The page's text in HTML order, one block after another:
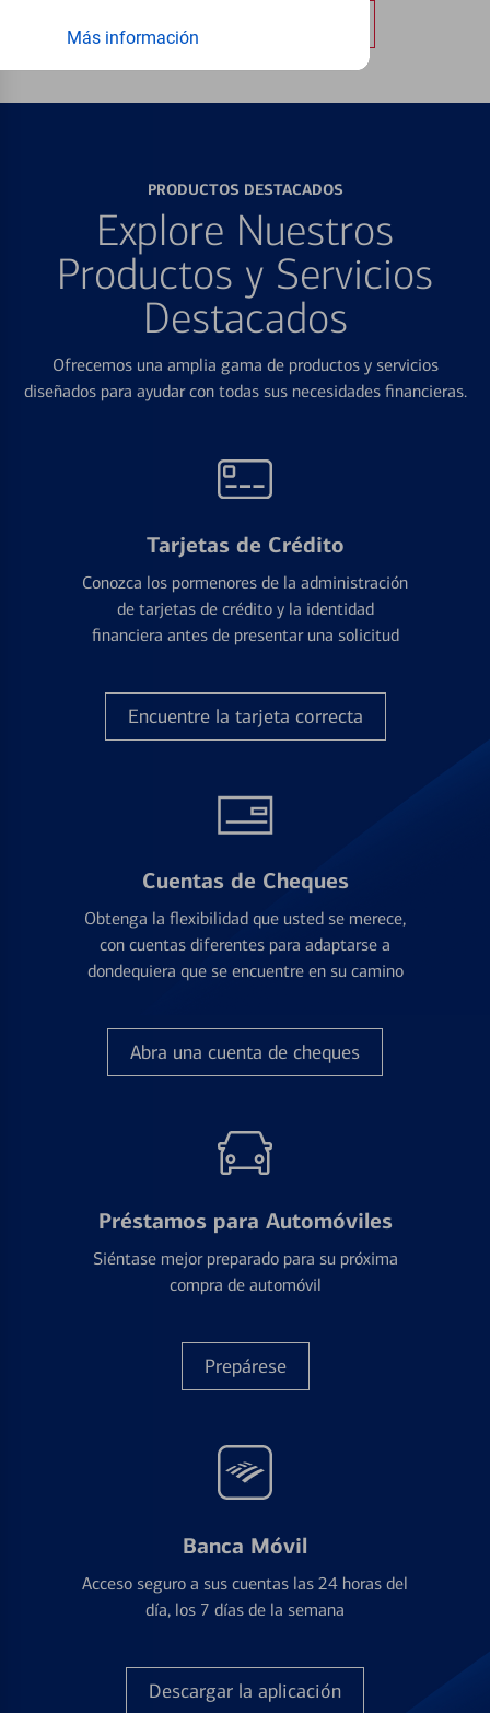
Más información
PRODUCTOS DESTACADOS
Explore Nuestros
Productos y Servicios
Destacados
Ofrecemos una amplia gama de productos y servicios
diseñados para ayudar con todas sus necesidades financieras.
Tarjetas de Crédito
Conozca los pormenores de la administración
de tarjetas de crédito y la identidad
financiera antes de presentar una solicitud
Encuentre la tarjeta correcta
Cuentas de Cheques
Obtenga la flexibilidad que usted se merece,
con cuentas diferentes para adaptarse a
dondequiera que se encuentre en su camino
Abra una cuenta de cheques
Préstamos para Automóviles
Siéntase mejor preparado para su próxima
compra de automóvil
Prepárese
Banca Móvil
Acceso seguro a sus cuentas las 24 horas del
día, los 7 días de la semana
Descargar la aplicación